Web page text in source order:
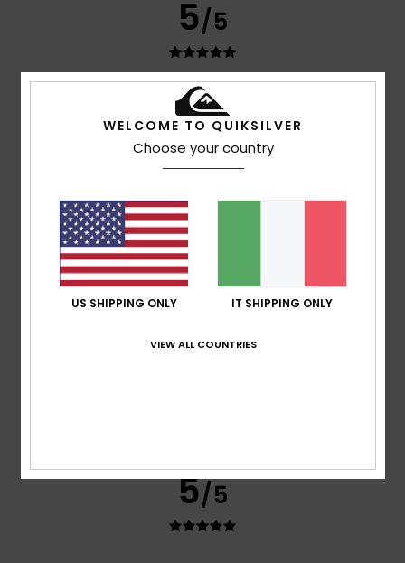
5/5
Dimensioni ideali.
Mostra originale - Castellano
Rapporto qualità-prezzo: 5
5
Proprio come descritto nell'annuncio, un ottimo ricambio
5/5
WELCOME TO QUIKSILVER
Choose your country
US SHIPPING ONLY IT SHIPPING ONLY
VIEW ALL COUNTRIES